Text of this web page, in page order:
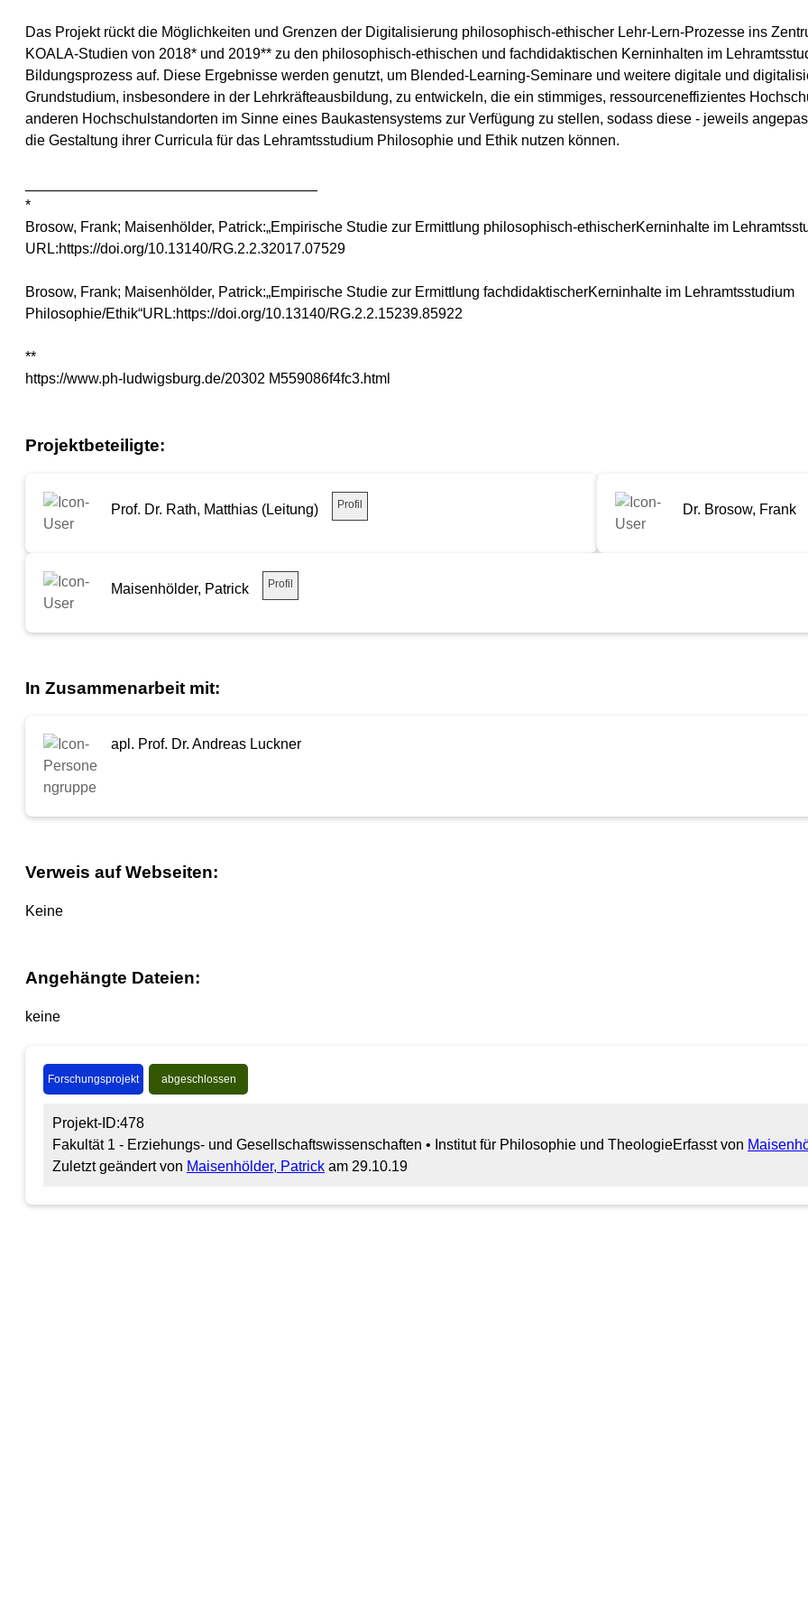
Das Projekt rückt die Möglichkeiten und Grenzen der Digitalisierung philosophisch-ethischer Lehr-Lern-Prozesse ins
KOALA-Studien von 2018* und 2019** zu den philosophisch-ethischen und fachdidaktischen Kerninhalten im
Bildungsprozess auf. Diese Ergebnisse werden genutzt, um Blended-Learning-Seminare und weitere digitale und
Grundstudium, insbesondere in der Lehrkräfteausbildung, zu entwickeln, die ein stimmiges, ressourceneffizientes
anderen Hochschulstandorten im Sinne eines Baukastensystems zur Verfügung zu stellen, sodass diese - jeweils
die Gestaltung ihrer Curricula für das Lehramtsstudium Philosophie und Ethik nutzen können.
*
Brosow, Frank; Maisenhölder, Patrick:„Empirische Studie zur Ermittlung philosophisch-ethischerKerninhalte im
URL:https://doi.org/10.13140/RG.2.2.32017.07529
Brosow, Frank; Maisenhölder, Patrick:„Empirische Studie zur Ermittlung fachdidaktischerKerninhalte im Lehramtsstudium
Philosophie/Ethik“URL:https://doi.org/10.13140/RG.2.2.15239.85922
**
https://www.ph-ludwigsburg.de/20302 M559086f4fc3.html
Projektbeteiligte:
Prof. Dr. Rath, Matthias (Leitung) Profil Dr. Brosow, Frank
Maisenhölder, Patrick Profil
In Zusammenarbeit mit:
apl. Prof. Dr. Andreas Luckner
Verweis auf Webseiten:
Keine
Angehängte Dateien:
keine
Forschungsprojekt abgeschlossen
Projekt-ID:478
Fakultät 1 - Erziehungs- und Gesellschaftswissenschaften • Institut für Philosophie und TheologieErfasst von
Zuletzt geändert von Maisenhölder, Patrick am 29.10.19